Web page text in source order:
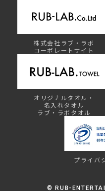
株式会社ラブ・ラボ
コーポレートサイト
オリジナルタオル・
名入れタオル
ラブ・ラボタオル
プライバ
©︎ RUB-